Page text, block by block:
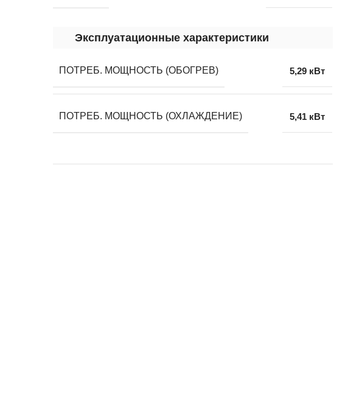
Эксплуатационные характеристики
ПОТРЕБ. МОЩНОСТЬ (ОБОГРЕВ) 5,29 кВт
ПОТРЕБ. МОЩНОСТЬ (ОХЛАЖДЕНИЕ) 5,41 кВт